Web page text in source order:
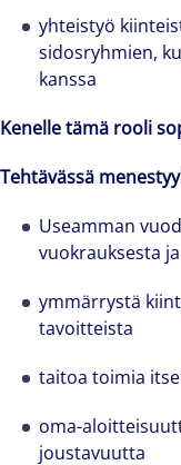
yhteistyö
sidosryhmien,
kanssa
Kenelle tämä rooli
Tehtävässä
Useamman
vuokrauksesta
ymmärrystä
tavoitteista
taitoa toimia
oma-
joustavuutta
The world is
needs. Colliers
management
solutions-
see opportunity